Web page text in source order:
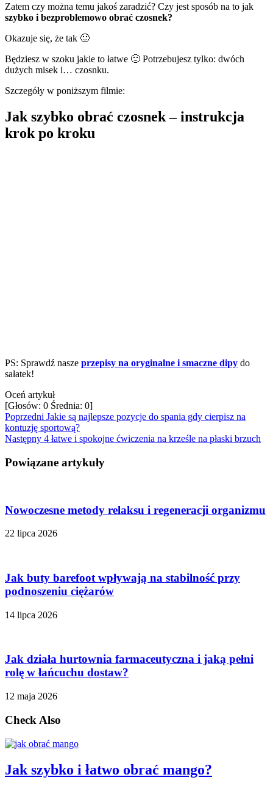
Zatem czy można temu jakoś zaradzić? Czy jest sposób na to jak
szybko i bezproblemowo obrać czosnek?
Okazuje się, że tak 🙂
Będziesz w szoku jakie to łatwe 🙂 Potrzebujesz tylko: dwóch
dużych misek i… czosnku.
Szczegóły w poniższym filmie:
Jak szybko obrać czosnek – instrukcja
krok po kroku
PS: Sprawdź nasze przepisy na oryginalne i smaczne dipy do
sałatek!
Oceń artykuł
[Głosów: 0 Średnia: 0]
Poprzedni Jakie są najlepsze pozycje do spania gdy cierpisz na
kontuzję sportową?
Następny 4 łatwe i spokojne ćwiczenia na krześle na płaski brzuch
Powiązane artykuły
Nowoczesne metody relaksu i regeneracji organizmu
22 lipca 2026
Jak buty barefoot wpływają na stabilność przy
podnoszeniu ciężarów
14 lipca 2026
Jak działa hurtownia farmaceutyczna i jaką pełni
rolę w łańcuchu dostaw?
12 maja 2026
Check Also
Jak szybko i łatwo obrać mango?